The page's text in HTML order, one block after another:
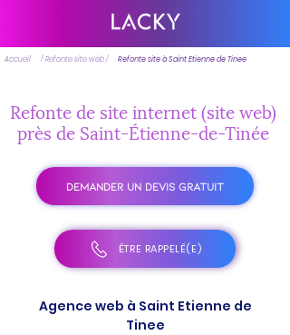
Accueil / Refonte site web / Refonte site à Saint Etienne de Tinee
Refonte de site internet (site web)
près de Saint-Étienne-de-Tinée
DEMANDER UN DEVIS GRATUIT
ÊTRE RAPPELÉ(E)
Agence web à Saint Etienne de
Tinee